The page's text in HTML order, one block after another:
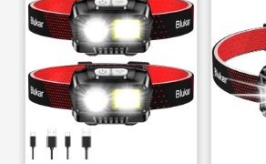
de
à la
sealing Le
ledlenser
tant
uniforme,
couplage